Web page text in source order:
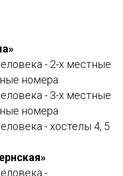
- 2-х местные
номера
- 3-х местные
номера
- хостелы 4, 5
-